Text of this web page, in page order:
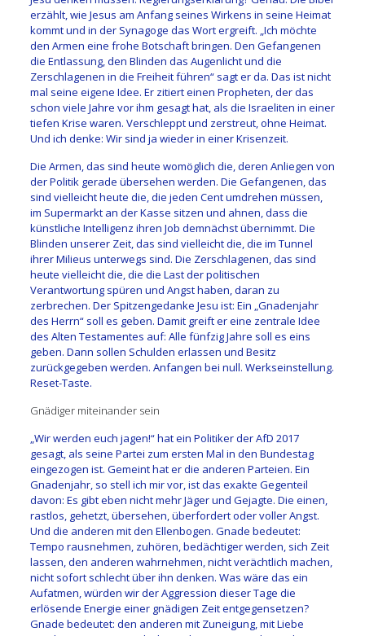
erzählt, wie Jesus am Anfang seines Wirkens in seine Heimat
kommt und in der Synagoge das Wort ergreift. „Ich möchte
den Armen eine frohe Botschaft bringen. Den Gefangenen
die Entlassung, den Blinden das Augenlicht und die
Zerschlagenen in die Freiheit führen“ sagt er da. Das ist nicht
mal seine eigene Idee. Er zitiert einen Propheten, der das
schon viele Jahre vor ihm gesagt hat, als die Israeliten in einer
tiefen Krise waren. Verschleppt und zerstreut, ohne Heimat.
Und ich denke: Wir sind ja wieder in einer Krisenzeit.
Die Armen, das sind heute womöglich die, deren Anliegen von
der Politik gerade übersehen werden. Die Gefangenen, das
sind vielleicht heute die, die jeden Cent umdrehen müssen,
im Supermarkt an der Kasse sitzen und ahnen, dass die
künstliche Intelligenz ihren Job demnächst übernimmt. Die
Blinden unserer Zeit, das sind vielleicht die, die im Tunnel
ihrer Milieus unterwegs sind. Die Zerschlagenen, das sind
heute vielleicht die, die die Last der politischen
Verantwortung spüren und Angst haben, daran zu
zerbrechen. Der Spitzengedanke Jesu ist: Ein „Gnadenjahr
des Herrn“ soll es geben. Damit greift er eine zentrale Idee
des Alten Testamentes auf: Alle fünfzig Jahre soll es eins
geben. Dann sollen Schulden erlassen und Besitz
zurückgegeben werden. Anfangen bei null. Werkseinstellung.
Reset-Taste.
Gnädiger miteinander sein
„Wir werden euch jagen!“ hat ein Politiker der AfD 2017
gesagt, als seine Partei zum ersten Mal in den Bundestag
eingezogen ist. Gemeint hat er die anderen Parteien. Ein
Gnadenjahr, so stell ich mir vor, ist das exakte Gegenteil
davon: Es gibt eben nicht mehr Jäger und Gejagte. Die einen,
rastlos, gehetzt, übersehen, überfordert oder voller Angst.
Und die anderen mit den Ellenbogen. Gnade bedeutet:
Tempo rausnehmen, zuhören, bedächtiger werden, sich Zeit
lassen, den anderen wahrnehmen, nicht verächtlich machen,
nicht sofort schlecht über ihn denken. Was wäre das ein
Aufatmen, würden wir der Aggression dieser Tage die
erlösende Energie einer gnädigen Zeit entgegensetzen?
Gnade bedeutet: den anderen mit Zuneigung, mit Liebe